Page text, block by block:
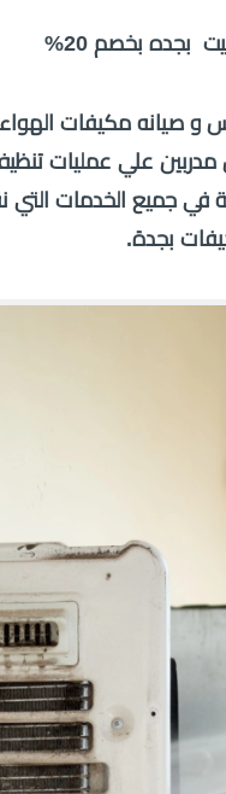
بخصم 20%
و صيانه مكيفات
مدربين علي عمليات
في جميع الخدمات
بجدة.